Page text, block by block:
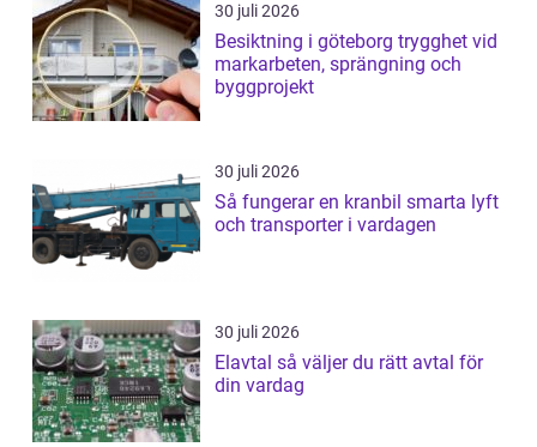
30 juli 2026
Besiktning i göteborg trygghet vid
markarbeten, sprängning och
byggprojekt
30 juli 2026
Så fungerar en kranbil smarta lyft
och transporter i vardagen
30 juli 2026
Elavtal så väljer du rätt avtal för
din vardag